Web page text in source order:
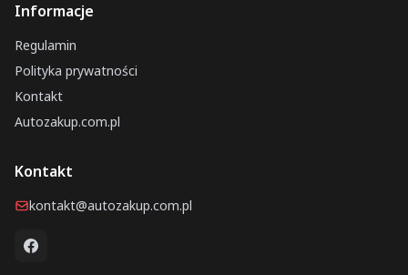
Informacje
Regulamin
Polityka prywatności
Kontakt
Autozakup.com.pl
Kontakt
kontakt@autozakup.com.pl